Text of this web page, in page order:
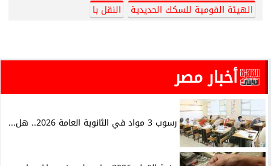
الهيئة القومية للسكك الحديدية
النقل با
أخبار مصر
رسوب 3 مواد في الثانوية العامة 2026.. هل...